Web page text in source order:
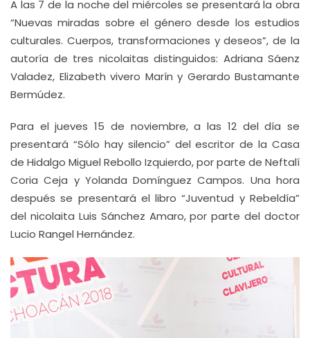
A las 7 de la noche del miércoles se presentará la obra
“Nuevas miradas sobre el género desde los estudios
culturales. Cuerpos, transformaciones y deseos”, de la
autoría de tres nicolaitas distinguidos: Adriana Sáenz
Valadez, Elizabeth vivero Marín y Gerardo Bustamante
Bermúdez.
Para el jueves 15 de noviembre, a las 12 del día se
presentará “Sólo hay silencio” del escritor de la Casa
de Hidalgo Miguel Rebollo Izquierdo, por parte de Neftalí
Coria Ceja y Yolanda Domínguez Campos. Una hora
después se presentará el libro “Juventud y Rebeldía”
del nicolaita Luis Sánchez Amaro, por parte del doctor
Lucio Rangel Hernández.